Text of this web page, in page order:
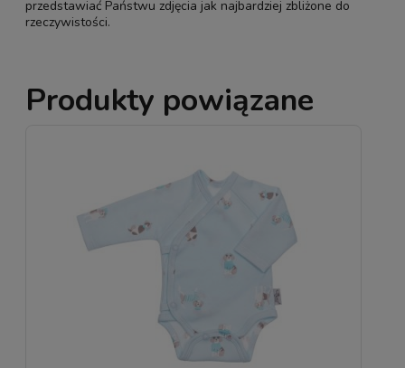
przedstawiać Państwu zdjęcia jak najbardziej zbliżone do
rzeczywistości.
Produkty powiązane